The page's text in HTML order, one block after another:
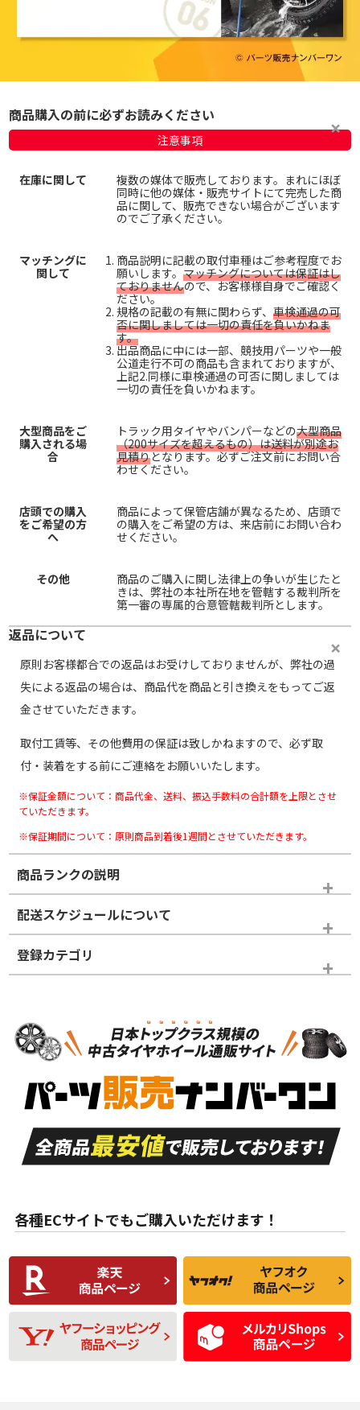
商品購入の前に必ずお読みください
注意事項
在庫に関して
複数の媒体で販売しております。まれにほぼ
同時に他の媒体・販売サイトにて完売した商
品に関して、販売できない場合がございます
のでご了承ください。
マッチングに
関して
商品説明に記載の取付車種はご参考程度でお
願いします。 マッチングについては保証はし
ておりませんので、お客様様自身でご確認く
ださい。
規格の記載の有無に関わらず、 車検通過の可
否に関しましては一切の責任を負いかねま
す。
出品商品に中には一部、競技用パーツや一般
公道走行不可の商品も含まれておりますが、
上記2.同様に車検通過の可否に関しましては
一切の責任を負いかねます。
大型商品をご
購入される場
合
トラック用タイヤやバンパーなどの大型商品
（200サイズを超えるもの）は送料が別途お
見積りとなります。必ずご注文前にお問い合
わせください。
店頭での購入
をご希望の方
へ
商品によって保管店舗が異なるため、店頭で
の購入をご希望の方は、来店前にお問い合わ
せください。
その他
商品のご購入に関し法律上の争いが生じたと
きは、弊社の本社所在地を管轄する裁判所を
第一審の専属的合意管轄裁判所とします。
返品について
原則お客様都合での返品はお受けしておりませんが、弊社の過
失による返品の場合は、商品代を商品と引き換えをもってご返
金させていただきます。
取付工賃等、その他費用の保証は致しかねますので、必ず取
付・装着をする前にご連絡をお願いいたします。
※保証金額について：商品代金、送料、振込手数料の合計額を上限とさせ
ていただきます。
※保証期間について：原則商品到着後1週間とさせていただきます。
商品ランクの説明
※商品ランクは出品者の主観により判断しておりますので、あら
かじめご了承ください。
ホイールランク
S
品）
S
新車外し品（新古
付き
A
走行距離も少なく、
目立つ傷もほとんど
ない中古品
A
走行距離も少なく、
非常に状態の良い中
古品
な中古品
んどない中古品
C
比較的きれいな中古
品
C
られるが、使用に問
題のない中古品
D
使用感や目立つ傷が
あり、一般的な中古
品
D
残り溝も少なく、偏
磨耗がみられ、短期
間使用できるくらい
の中古品
配送スケジュールについて
登録カテゴリ
スタッドレスタイヤホイールセット
各種ECサイトでもご購入いただけます！